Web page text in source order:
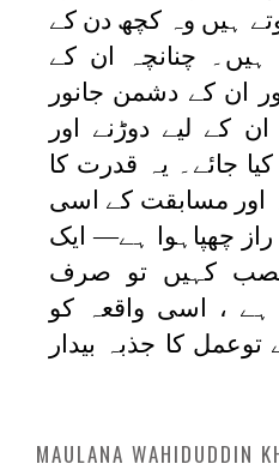
ہیں وہ کچھ دن کے
چنانچہ ان کے
ان کے دشمن جانور
کے لیے دوڑنے اور
کیا جائے۔ یہ قدرت کا
اور مسابقت کے اسی
چھپاہوا ہے— ایک
کہیں تو صرف
ہے ، اسی واقعہ کو
کا جذبہ بیدار
MAULANA WAHIDUDDIN